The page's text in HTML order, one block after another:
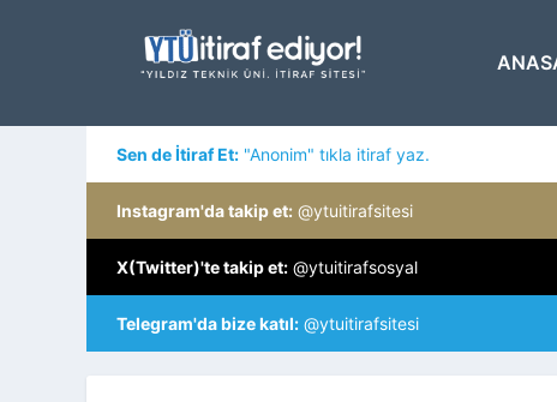
Sen de İtiraf Et: "Anonim" tıkla itiraf yaz.
Instagram'da takip et: @ytuitirafsitesi
X(Twitter)'te takip et: @ytuitirafsosyal
Telegram'da bize katıl: @ytuitirafsitesi